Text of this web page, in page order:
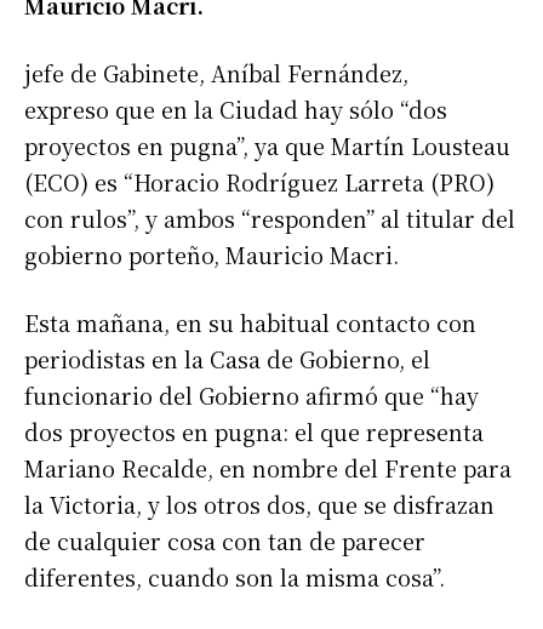
jefe de Gabinete, Aníbal Fernández,
expreso que en la Ciudad hay sólo “dos
proyectos en pugna”, ya que Martín Lousteau
(ECO) es “Horacio Rodríguez Larreta (PRO)
con rulos”, y ambos “responden” al titular del
gobierno porteño, Mauricio Macri.
Esta mañana, en su habitual contacto con
periodistas en la Casa de Gobierno, el
funcionario del Gobierno afirmó que “hay
dos proyectos en pugna: el que representa
Mariano Recalde, en nombre del Frente para
la Victoria, y los otros dos, que se disfrazan
de cualquier cosa con tan de parecer
diferentes, cuando son la misma cosa”.